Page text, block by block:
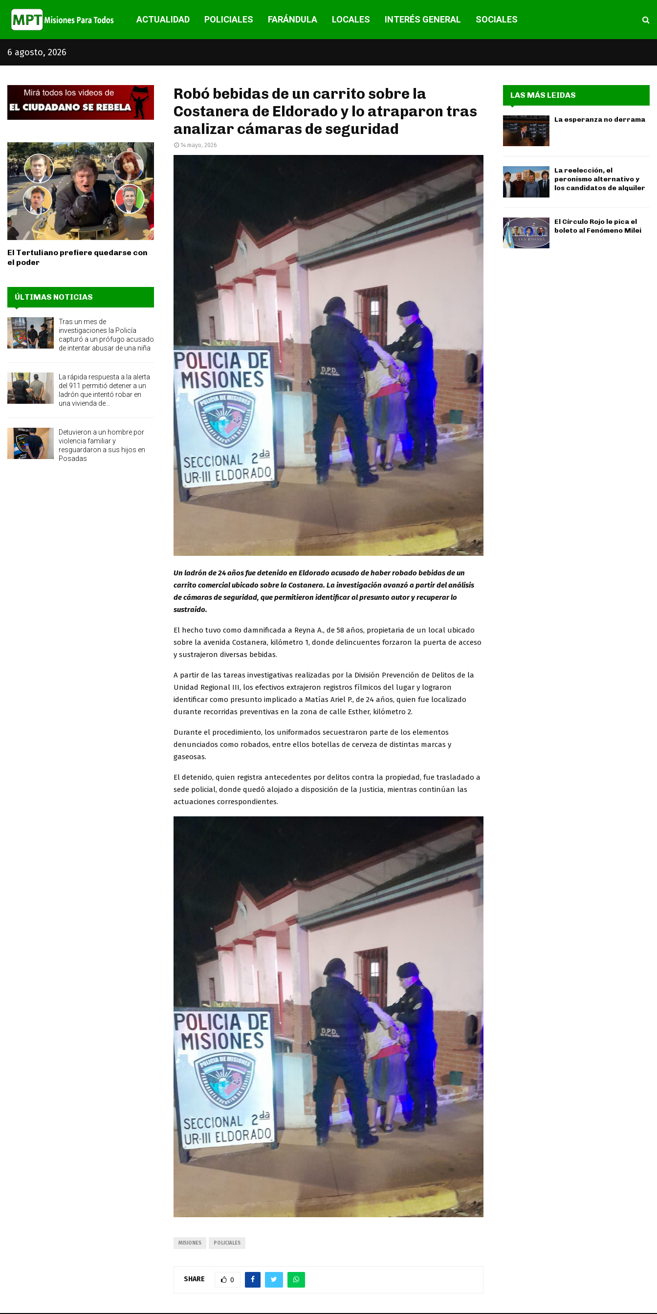
ACTUALIDAD POLICIALES FARÁNDULA LOCALES INTERÉS GENERAL SOCIALES
6 agosto, 2026
Robó bebidas de un carrito sobre la
Costanera de Eldorado y lo atraparon tras
analizar cámaras de seguridad
14 mayo, 2026
Un ladrón de 24 años fue detenido en Eldorado acusado de haber robado bebidas de un
carrito comercial ubicado sobre la Costanera. La investigación avanzó a partir del análisis
de cámaras de seguridad, que permitieron identificar al presunto autor y recuperar lo
sustraído.
El hecho tuvo como damnificada a Reyna A., de 58 años, propietaria de un local ubicado
sobre la avenida Costanera, kilómetro 1, donde delincuentes forzaron la puerta de acceso
y sustrajeron diversas bebidas.
A partir de las tareas investigativas realizadas por la División Prevención de Delitos de la
Unidad Regional III, los efectivos extrajeron registros fílmicos del lugar y lograron
identificar como presunto implicado a Matías Ariel P., de 24 años, quien fue localizado
durante recorridas preventivas en la zona de calle Esther, kilómetro 2.
Durante el procedimiento, los uniformados secuestraron parte de los elementos
denunciados como robados, entre ellos botellas de cerveza de distintas marcas y
gaseosas.
El detenido, quien registra antecedentes por delitos contra la propiedad, fue trasladado a
sede policial, donde quedó alojado a disposición de la Justicia, mientras continúan las
actuaciones correspondientes.
MISIONES POLICIALES
SHARE 0
El Tertuliano prefiere quedarse con
el poder
ÚLTIMAS NOTICIAS
Tras un mes de
investigaciones la Policía
capturó a un prófugo acusado
de intentar abusar de una niña
La rápida respuesta a la alerta
del 911 permitió detener a un
ladrón que intentó robar en
una vivienda de...
Detuvieron a un hombre por
violencia familiar y
resguardaron a sus hijos en
Posadas
LAS MÁS LEIDAS
La esperanza no derrama
La reelección, el
peronismo alternativo y
los candidatos de alquiler
El Círculo Rojo le pica el
boleto al Fenómeno Milei